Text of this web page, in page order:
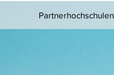
Partnerhochschulen